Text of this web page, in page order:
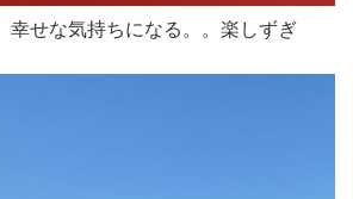
幸せな気持ちになる。。楽しずぎ